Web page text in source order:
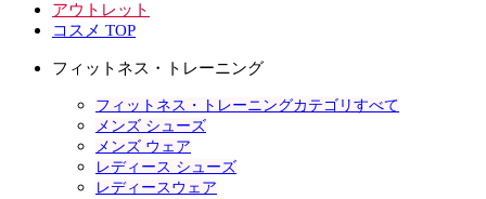
アウトレット
コスメ TOP
フィットネス・トレーニング
フィットネス・トレーニングカテゴリすべて
メンズ シューズ
メンズ ウェア
レディース シューズ
レディースウェア